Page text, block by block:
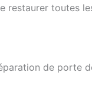
restaurer toutes
de porte